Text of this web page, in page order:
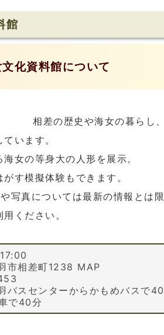
館
化資料館について
相差の歴史や海女の暮らし
います。
女の等身大の人形を展示。
す模擬体験もできます。
写真については最新の情報とは
ください。
市相差町1238 MAP
バスセンターからかもめバスで
で40分